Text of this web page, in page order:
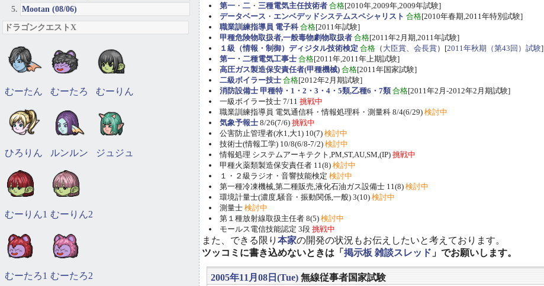
第一 ・ 二 ・ 三種電気主任技術者 合格[2010年,2009年,2009年試験]
データベース ・ エンベデッドシステムスペシャリスト 合格[2010年春期,2011年特別試験]
職業訓練指導員 電子科 合格[2011年試験]
甲種危険物取扱者,一般毒物劇物取扱者 合格[2011年2月期,2011年試験]
１級（情報・制御）ディジタル技術検定 合格 （ 大臣賞、会長賞）[2011年秋期（第43回）試験]
第一・二種電気工事士 合格[2011年,2011年上期試験]
高圧ガス製造保安責任者(甲種機械) 合格[2011年国家試験]
二級ボイラー技士 合格[2012年2月期試験]
消防設備士 甲種特・1・2・3・4・5類,乙種6・7類 合格[2011年2月-2012年2月期試験]
一級ボイラー技士 7/11 挑戦中
職業訓練指導員 電気通信科・情報処理科・測量科 8/4(6/29) 検討中
気象予報士 8/26(7/6) 挑戦中
公害防止管理者(水1,大1) 10(7) 検討中
技術士(情報工学) 10/8(6/8-7/2) 検討中
情報処理 システムアーキテクト,PM,ST,AU,SM,(IP) 挑戦中
甲種火薬類製造保安責任者 11(8) 検討中
１・２級ラジオ・音響技能検定 検討中
第一種冷凍機械,第二種販売,液化石油ガス設備士 11(8) 検討中
環境計量士(濃度,騒音・振動関係,一般) 3(10) 検討中
測量士 検討中
第１種放射線取扱主任者 8(5) 検討中
モールス電信技能認定 3段 挑戦中
また、できる限り 本家の開発の状況もお伝えしたいと考えております。
ツッコミに書き込めないときは「 掲示板 雑談スレッド 」でお願いします。
2005年11月08日(Tue) 無線従事者国家試験
Mootan (08/06)
ドラゴンクエストX
むーたん むーたろ むーりん
ひろりん ルンルン ジュジュ
むーりん1 むーりん2
むーたろ1 むーたろ2